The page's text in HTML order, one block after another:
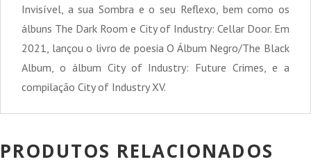
Invisível, a sua Sombra e o seu Reflexo, bem como os
álbuns The Dark Room e City of Industry: Cellar Door. Em
2021, lançou o livro de poesia O Álbum Negro/The Black
Album, o álbum City of Industry: Future Crimes, e a
compilação City of Industry XV.
PRODUTOS RELACIONADOS